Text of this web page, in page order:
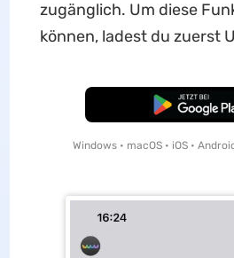
zugänglich. Um diese
können, ladest du zuerst
Kostenloser
Windows • macOS • iOS •